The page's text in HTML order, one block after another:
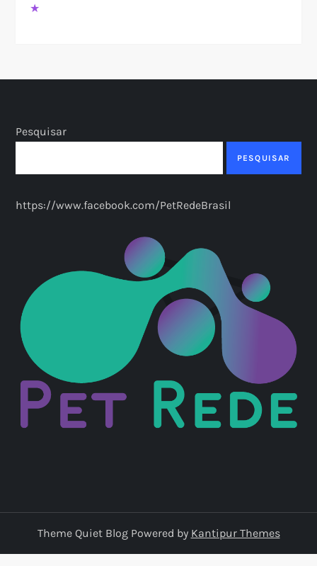
★
Pesquisar
PESQUISAR
https://www.facebook.com/PetRedeBrasil
Theme Quiet Blog Powered by Kantipur Themes